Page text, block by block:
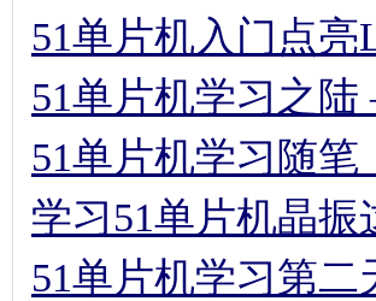
51单片机入门点亮
51单片机学习之
51单片机学习随笔
学习51单片机晶
51单片机学习第二